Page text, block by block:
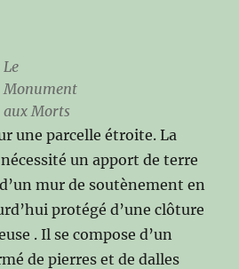
Le
Monument
aux Morts
une parcelle étroite. La
un apport de terre
mur de soutènement en
protégé d’une clôture
. Il se compose d’un
de pierres et de dalles